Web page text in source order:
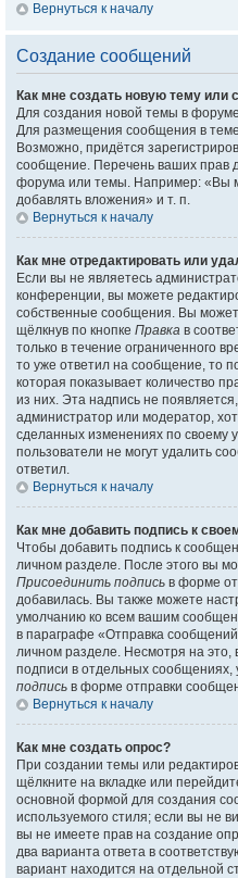
Вернуться к началу
Создание сообщений
Как мне создать новую тему или
Для создания новой темы в
Для размещения сообщения в
Возможно, придётся
сообщение. Перечень ваших прав
форума или темы. Например: «Вы
добавлять вложения» и т. п.
Вернуться к началу
Как мне отредактировать или
Если вы не являетесь
конференции, вы можете
собственные сообщения. Вы
щёлкнув по кнопке Правка в
только в течение ограниченного
то уже ответил на сообщение, то
которая показывает количество
из них. Эта надпись не
администратор или модератор,
сделанных изменениях по своему
пользователи не могут удалить
ответил.
Вернуться к началу
Как мне добавить подпись к
Чтобы добавить подпись к
личном разделе. После этого вы
Присоединить подпись в форме
добавилась. Вы также можете
умолчанию ко всем вашим
в параграфе «Отправка
личном разделе. Несмотря на
подписи в отдельных сообщениях,
подпись в форме отправки
Вернуться к началу
Как мне создать опрос?
При создании темы или
щёлкните на вкладке или
основной формой для создания
используемого стиля; если вы не
вы не имеете прав на создание
два варианта ответа в
вариант находится на отдельной